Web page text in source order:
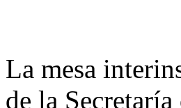
La mesa
de la